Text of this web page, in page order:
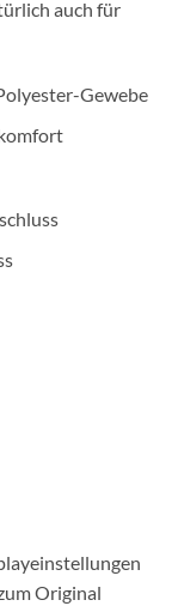
auch für
Gewebe
Original